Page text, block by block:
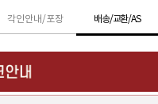
각인안내/포장 배송/교환/AS